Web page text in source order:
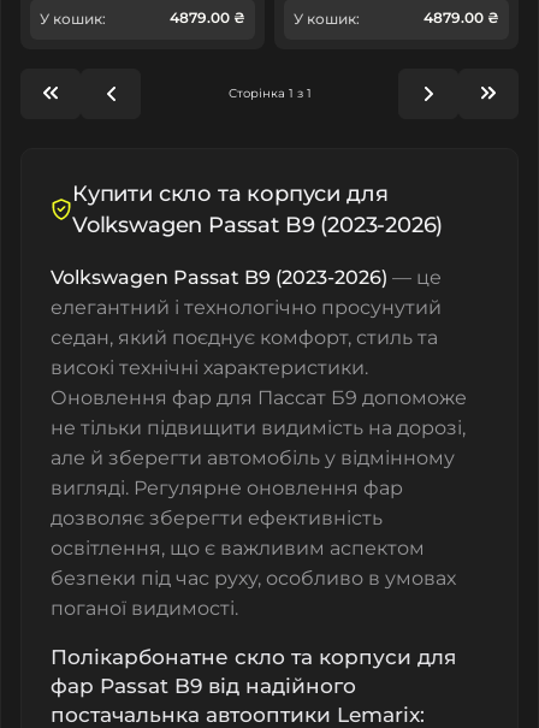
У кошик: 4879.00 ₴ У кошик: 4879.00 ₴
Сторінка 1 з 1
Купити скло та корпуси для
Volkswagen Passat B9 (2023-2026)
Volkswagen Passat B9 (2023-2026) — це
елегантний і технологічно просунутий
седан, який поєднує комфорт, стиль та
високі технічні характеристики.
Оновлення фар для Пассат Б9 допоможе
не тільки підвищити видимість на дорозі,
але й зберегти автомобіль у відмінному
вигляді. Регулярне оновлення фар
дозволяє зберегти ефективність
освітлення, що є важливим аспектом
безпеки під час руху, особливо в умовах
поганої видимості.
Полікарбонатне скло та корпуси для
фар Passat B9 від надійного
постачальнка автооптики Lemarix: